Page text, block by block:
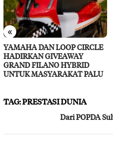
«
YAMAHA DAN LOOP CIRCLE
HADIRKAN GIVEAWAY
GRAND FILANO HYBRID
UNTUK MASYARAKAT PALU
TAG:PRESTASI DUNIA
Dari POPDA